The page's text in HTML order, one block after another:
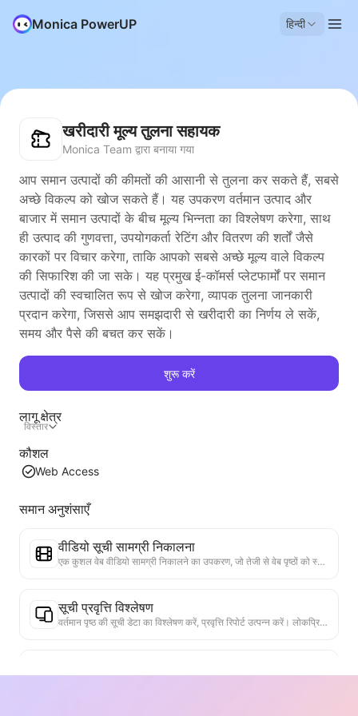
Monica PowerUP हिन्दी
खरीदारी मूल्य तुलना सहायक
Monica Team द्वारा बनाया गया
आप समान उत्पादों की कीमतों की आसानी से तुलना कर सकते हैं, सबसे
अच्छे विकल्प को खोज सकते हैं। यह उपकरण वर्तमान उत्पाद और
बाजार में समान उत्पादों के बीच मूल्य भिन्नता का विश्लेषण करेगा, साथ
ही उत्पाद की गुणवत्ता, उपयोगकर्ता रेटिंग और वितरण की शर्तों जैसे
कारकों पर विचार करेगा, ताकि आपको सबसे अच्छे मूल्य वाले विकल्प
की सिफारिश की जा सके। यह प्रमुख ई-कॉमर्स प्लेटफार्मों पर समान
उत्पादों की स्वचालित रूप से खोज करेगा, व्यापक तुलना जानकारी
प्रदान करेगा, जिससे आप समझदारी से खरीदारी का निर्णय ले सकें,
समय और पैसे की बचत कर सकें।
शुरू करें
लागू क्षेत्र
विस्तार
कौशल
Web Access
समान अनुशंसाएँ
वीडियो सूची सामग्री निकालना
एक कुशल वेब वीडियो सामग्री निकालने का उपकरण, जो तेजी से वेब पृष्ठों को स्कैन कर सकता है और वीडियो जानकारी को संरचित Markdown तालिका में व्यवस्थित कर सकता है।
सूची प्रवृत्ति विश्लेषण
वर्तमान पृष्ठ की सूची डेटा का विश्लेषण करें, प्रवृत्ति रिपोर्ट उत्पन्न करें। लोकप्रिय श्रेणियों, तेजी से बढ़ते उत्पाद प्रकारों और उभरती तकनीकों की पहचान करें। तात्कालिक बाजार अंतर्दृष्टि प्रदान करें, ताकि आप नवीनतम उत्पाद प्रवृत्तियों और बाजार के रुझानों को समझ सकें।